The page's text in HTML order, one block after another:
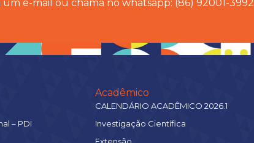
um e-mail ou chama no whatsapp: (86) 92001-3992
– PDI
Acadêmico
CALENDÁRIO ACADÊMICO 2026.1
Investigação Científica